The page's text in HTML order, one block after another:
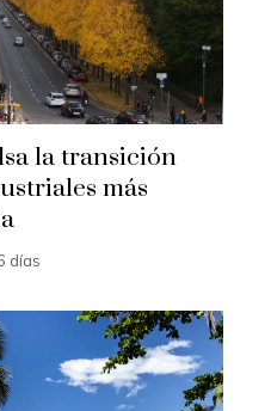
la transición
más
días